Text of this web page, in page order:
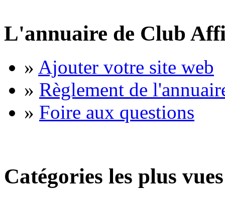
L'annuaire de Club
» Ajouter votre site web
» Règlement de
» Foire aux questions
Catégories les plus vues